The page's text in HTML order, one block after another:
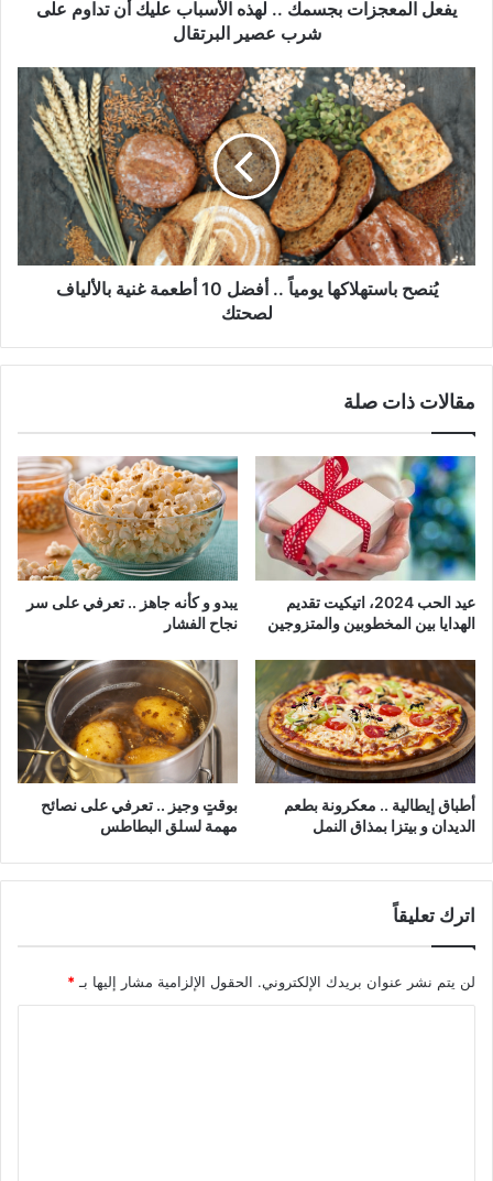
علىيفعل المعجزات بجسمك .. لهذه الأسباب عليك أن تداوم على
شرب عصير البرتقال
يُنصح
باستهلاكها
يومياً
..
أفضل
10
أطعمة
غنية
بالألياف
لصحتك
يُنصح باستهلاكها يومياً .. أفضل 10 أطعمة غنية بالألياف
لصحتك
مقالات ذات صلة
عيد الحب 2024، اتيكيت تقديم
الهدايا بين المخطوبين والمتزوجين
يبدو و كأنه جاهز .. تعرفي على سر
نجاح الفشار
أطباق إيطالية .. معكرونة بطعم
الديدان و بيتزا بمذاق النمل
بوقتٍ وجيز .. تعرفي على نصائح
مهمة لسلق البطاطس
اترك تعليقاً
لن يتم نشر عنوان بريدك الإلكتروني. الحقول الإلزامية مشار إليها بـ*